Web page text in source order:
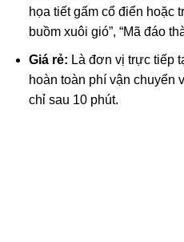
họa tiết gấm cổ điển hoặc
buồm xuôi gió”, “Mã đáo
Giá rẻ: Là đơn vị trực tiếp
hoàn toàn phí vận chuyển
chỉ sau 10 phút.